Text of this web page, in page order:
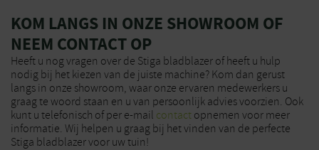
KOM LANGS IN ONZE SHOWROOM OF
NEEM CONTACT OP
Heeft u nog vragen over de Stiga bladblazer of heeft u hulp
nodig bij het kiezen van de juiste machine? Kom dan gerust
langs in onze showroom, waar onze ervaren medewerkers u
graag te woord staan en u van persoonlijk advies voorzien. Ook
kunt u telefonisch of per e-mail contact opnemen voor meer
informatie. Wij helpen u graag bij het vinden van de perfecte
Stiga bladblazer voor uw tuin!